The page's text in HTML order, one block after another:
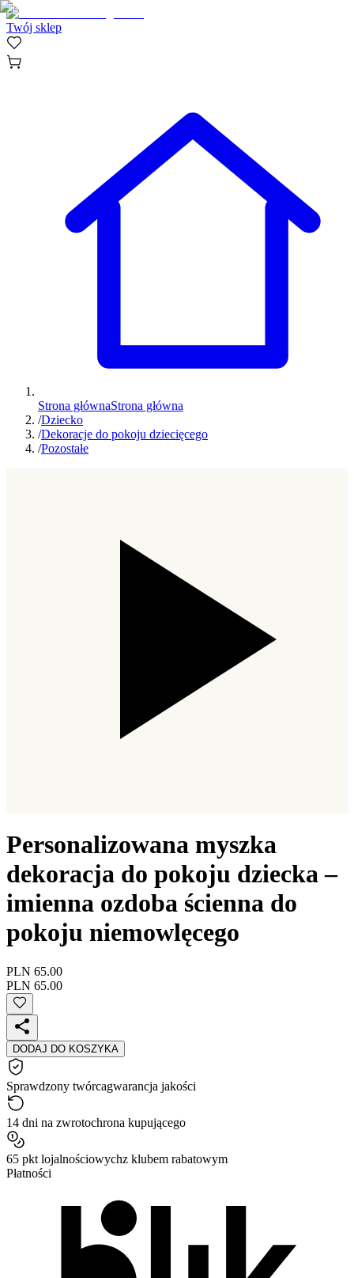
Twój sklep
Strona głównaStrona główna
/Dziecko
/Dekoracje do pokoju dziecięcego
/Pozostałe
Personalizowana myszka
dekoracja do pokoju dziecka –
imienna ozdoba ścienna do
pokoju niemowlęcego
PLN 65.00
PLN 65.00
DODAJ DO KOSZYKA
Sprawdzony twórcagwarancja jakości
14 dni na zwrotochrona kupującego
65 pkt lojalnościowychz klubem rabatowym
Płatności